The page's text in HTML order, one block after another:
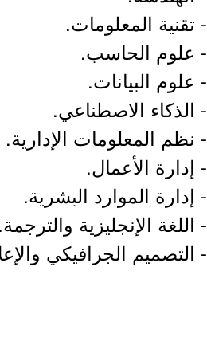
- تقنية المعلومات.
- علوم الحاسب.
- علوم البيانات.
- الذكاء الاصطناعي.
- نظم المعلومات الإدارية.
- إدارة الأعمال.
- إدارة الموارد البشرية.
- اللغة الإنجليزية
- التصميم الجرافيكي